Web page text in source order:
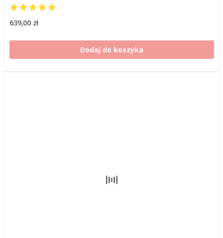
639,00 zł
Dodaj do koszyka